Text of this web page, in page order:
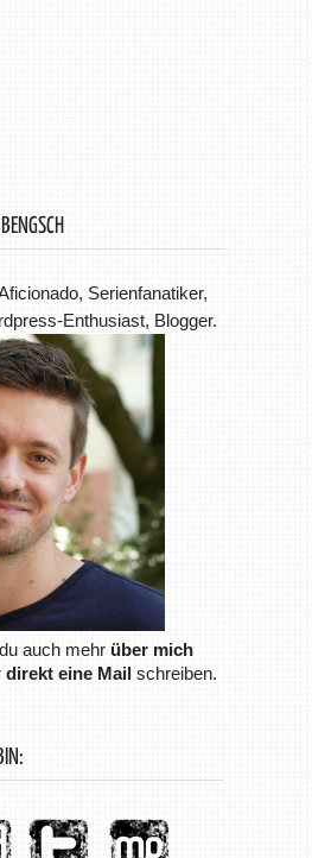
Serienfanatiker,
Enthusiast, Blogger.
auch mehr über mich
direkt eine Mailschreiben.